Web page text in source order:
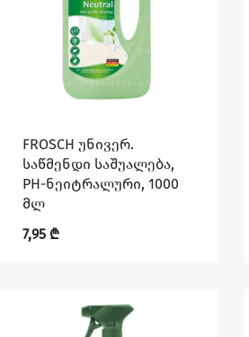
FROSCH უნივერ.
საწმენდი საშუალება,
PH-ნეიტრალური, 1000
მლ
7,95 ₾